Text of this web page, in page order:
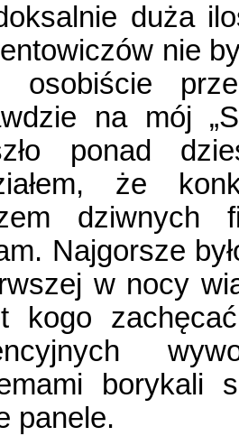
duża
nie
osobiście
na mój
ponad
że
dziwnych
Najgorsze
w nocy
kogo
borykali
panele.